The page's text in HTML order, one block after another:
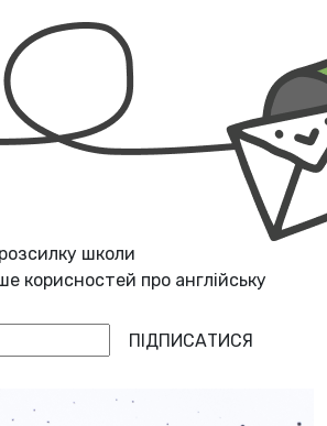
школи
корисностей про англійську
ПІДПИСАТИСЯ